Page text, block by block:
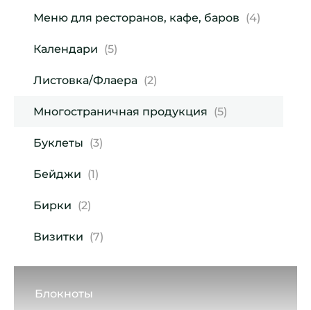
Меню для ресторанов, кафе, баров (4)
Календари (5)
Листовка/Флаера (2)
Многостраничная продукция (5)
Буклеты (3)
Бейджи (1)
Бирки (2)
Визитки (7)
Блокноты